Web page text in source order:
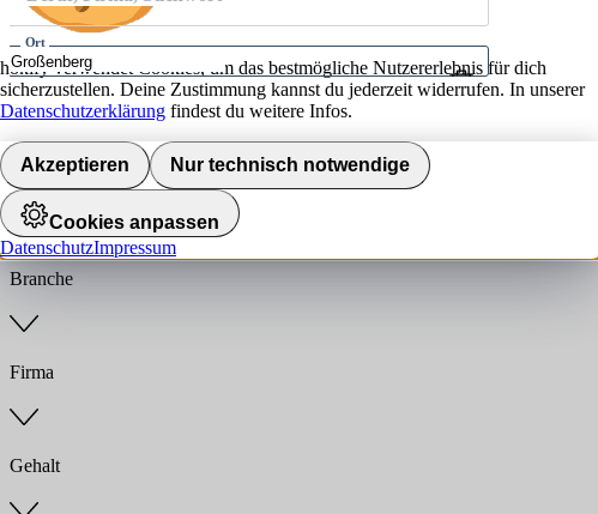
Ort
Umkreis
Jobs finden
Anstellungsart
Branche
Firma
Gehalt
hokify verwendet Cookies, um das bestmögliche Nutzererlebnis für dich
sicherzustellen. Deine Zustimmung kannst du jederzeit widerrufen. In unserer
Datenschutzerklärung findest du weitere Infos.
Akzeptieren Nur technisch notwendige
Cookies anpassen
DatenschutzImpressum